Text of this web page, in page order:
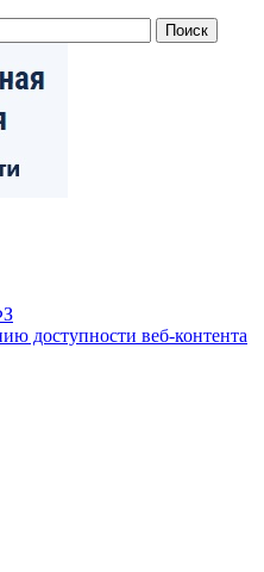
доступности веб-контента